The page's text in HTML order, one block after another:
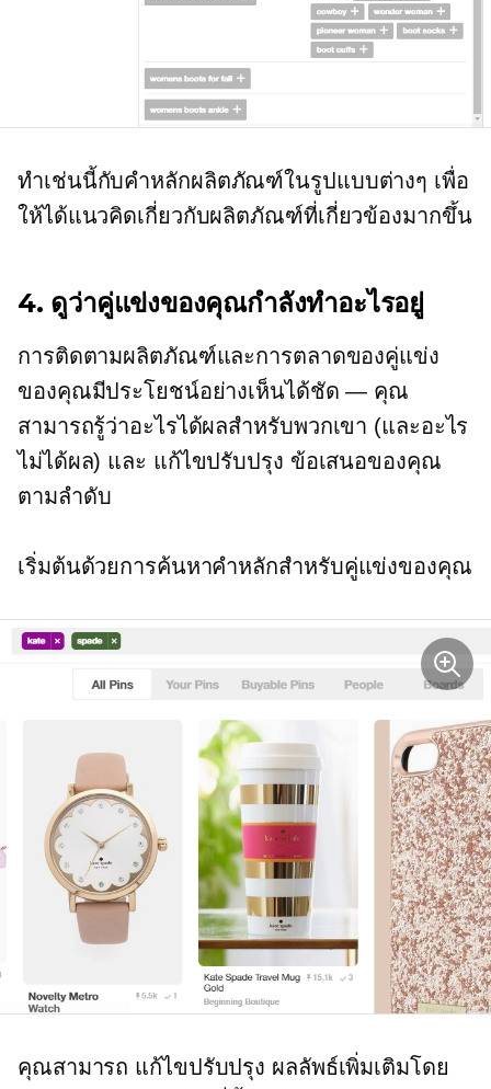
ทำเช่นนี้กับคำหลักผลิตภัณฑ์ในรูปแบบต่างๆ เพื่อ
ให้ได้แนวคิดเกี่ยวกับผลิตภัณฑ์ที่เกี่ยวข้องมากขึ้น
4. ดูว่าคู่แข่งของคุณกำลังทำอะไรอยู่
การติดตามผลิตภัณฑ์และการตลาดของคู่แข่ง
ของคุณมีประโยชน์อย่างเห็นได้ชัด — คุณ
สามารถรู้ว่าอะไรได้ผลสำหรับพวกเขา (และอะไร
ไม่ได้ผล) และ แก้ไขปรับปรุง ข้อเสนอของคุณ
ตามลำดับ
เริ่มต้นด้วยการค้นหาคำหลักสำหรับคู่แข่งของคุณ
คุณสามารถ แก้ไขปรับปรุง ผลลัพธ์เพิ่มเติมโดย